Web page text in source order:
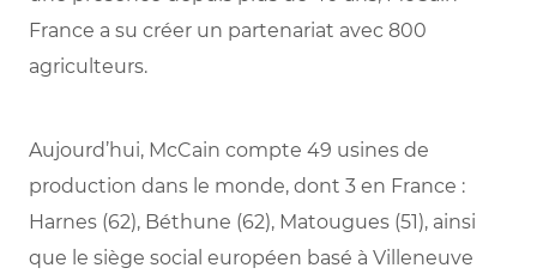
France a su créer un partenariat avec 800
agriculteurs.
Aujourd’hui, McCain compte 49 usines de
production dans le monde, dont 3 en France :
Harnes (62), Béthune (62), Matougues (51), ainsi
que le siège social européen basé à Villeneuve